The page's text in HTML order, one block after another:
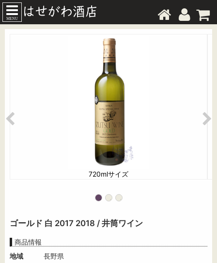
MENU
720mlサイズ
ゴールド 白 2017 2018 / 井筒ワイン
商品情報
地域
長野県